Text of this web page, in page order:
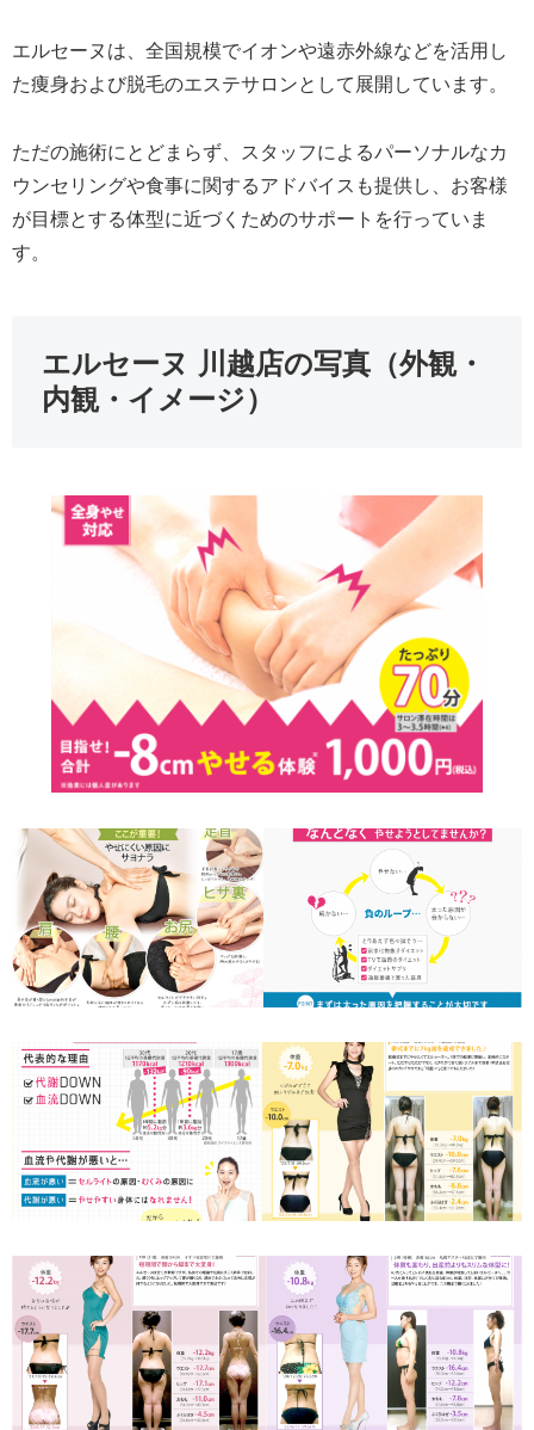
エルセーヌは、全国規模でイオンや遠赤外線などを活用し
た痩身および脱毛のエステサロンとして展開しています。
ただの施術にとどまらず、スタッフによるパーソナルなカ
ウンセリングや食事に関するアドバイスも提供し、お客様
が目標とする体型に近づくためのサポートを行っていま
す。
エルセーヌ 川越店の写真（外観・
内観・イメージ）